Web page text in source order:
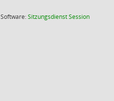
Software:SitzungsdienstSession(Wird in